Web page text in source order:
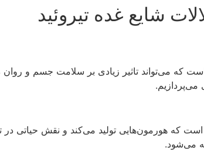
شایع غده تیروئید
که می‌تواند تاثیر زیادی بر سلامت جسم و روان
که هورمون‌هایی تولید می‌کند و نقش حیاتی در
می‌شود.